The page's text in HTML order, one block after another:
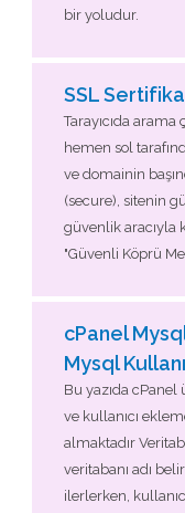
bir yoludur.
SSL
Tarayıcıda
hemen sol
ve domainin
(secure), sitenin
güvenlik aracıyla
"Güvenli Köprü
cPanel
Mysql
Bu yazıda
ve kullanıcı
almaktadır
veritabanı adı
ilerlerken,